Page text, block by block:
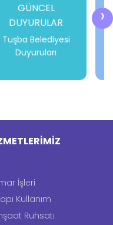
›
GÜNCEL
DUYURULAR
Tuşba Belediyesi
Duyuruları
-
İşleri
Kullanım
Ruhsatı